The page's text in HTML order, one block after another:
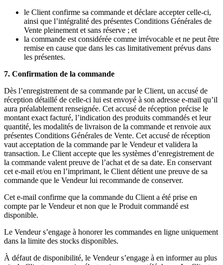
le Client confirme sa commande et déclare accepter celle-ci,
ainsi que l’intégralité des présentes Conditions Générales de
Vente pleinement et sans réserve ; et
la commande est considérée comme irrévocable et ne peut être
remise en cause que dans les cas limitativement prévus dans
les présentes.
7. Confirmation de la commande
Dès l’enregistrement de sa commande par le Client, un accusé de
réception détaillé de celle-ci lui est envoyé à son adresse e-mail qu’il
aura préalablement renseignée. Cet accusé de réception précise le
montant exact facturé, l’indication des produits commandés et leur
quantité, les modalités de livraison de la commande et renvoie aux
présentes Conditions Générales de Vente. Cet accusé de réception
vaut acceptation de la commande par le Vendeur et validera la
transaction. Le Client accepte que les systèmes d’enregistrement de
la commande valent preuve de l’achat et de sa date. En conservant
cet e-mail et/ou en l’imprimant, le Client détient une preuve de sa
commande que le Vendeur lui recommande de conserver.
Cet e-mail confirme que la commande du Client a été prise en
compte par le Vendeur et non que le Produit commandé est
disponible.
Le Vendeur s’engage à honorer les commandes en ligne uniquement
dans la limite des stocks disponibles.
À défaut de disponibilité, le Vendeur s’engage à en informer au plus